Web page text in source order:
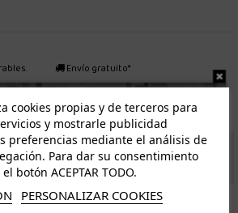
Envío gratuito*
Fácil devolución
*
cookies propias y de terceros para
y mostrarle publicidad
preferencias mediante el análisis de
Para dar su consentimiento
botón ACEPTAR TODO.
PERSONALIZAR COOKIES